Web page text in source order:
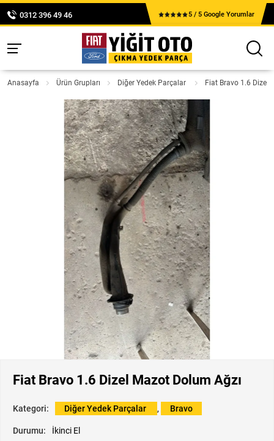
0312 396 49 46 5 / 5 Google Yorumlar
Anasayfa Ürün Grupları Diğer Yedek Parçalar Fiat Bravo 1.6 Dizel
Fiat Bravo 1.6 Dizel Mazot Dolum Ağzı
Kategori: Diğer Yedek Parçalar , Bravo
Durumu: İkinci El